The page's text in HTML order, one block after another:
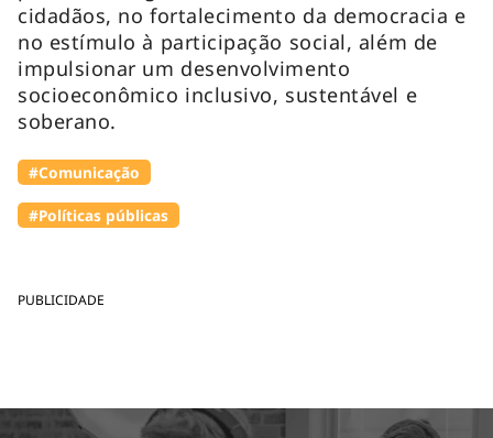
PUBLICIDADE
cidadãos, no fortalecimento da democracia e
no estímulo à participação social, além de
impulsionar um desenvolvimento
socioeconômico inclusivo, sustentável e
soberano.
#Comunicação
#Políticas públicas